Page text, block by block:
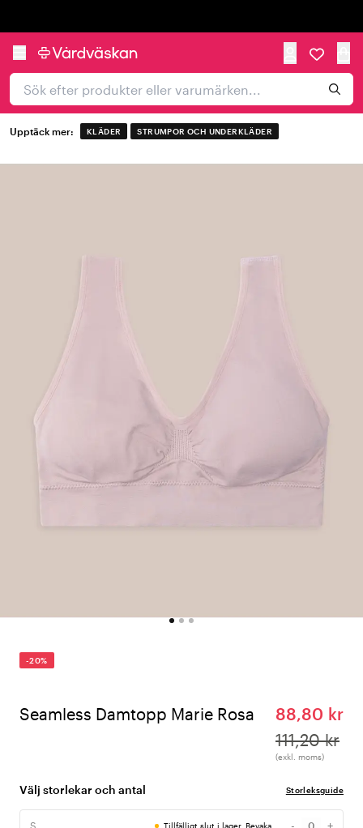
Upptäck mer: KLÄDER STRUMPOR OCH UNDERKLÄDER
-20%
Seamless Damtopp Marie Rosa
88,80 kr
111,20 kr
(exkl. moms)
Välj storlekar och antal Storleksguide
Tillfälligt slut i lager, Bevaka